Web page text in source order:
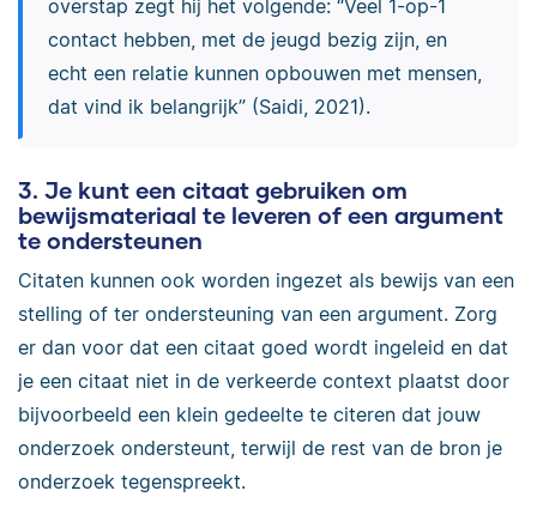
overstap zegt hij het volgende: “Veel 1-op-1
contact hebben, met de jeugd bezig zijn, en
echt een relatie kunnen opbouwen met mensen,
dat vind ik belangrijk” (Saidi, 2021).
3. Je kunt een citaat gebruiken om
bewijsmateriaal te leveren of een argument
te ondersteunen
Citaten kunnen ook worden ingezet als bewijs van een
stelling of ter ondersteuning van een argument. Zorg
er dan voor dat een citaat goed wordt ingeleid en dat
je een citaat niet in de verkeerde context plaatst door
bijvoorbeeld een klein gedeelte te citeren dat jouw
onderzoek ondersteunt, terwijl de rest van de bron je
onderzoek tegenspreekt.